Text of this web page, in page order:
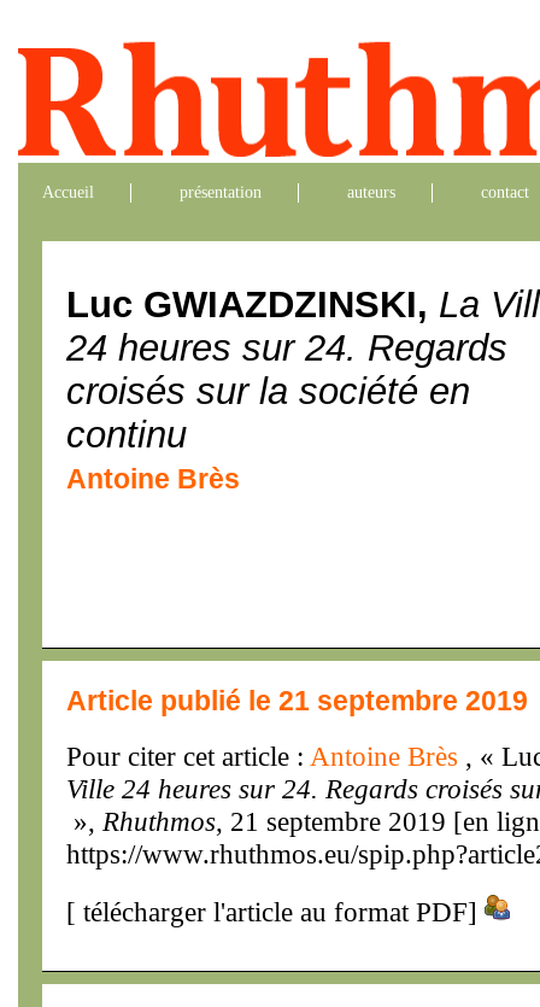
Accueil présentation auteurs contact
Luc GWIAZDZINSKI, La
24 heures sur 24. Regards
croisés sur la société en
continu
Antoine Brès
Article publié le 21 septembre 2019
Pour citer cet article : Antoine Brès , «
Ville 24 heures sur 24. Regards croisés
», Rhuthmos, 21 septembre 2019 [en
https://www.rhuthmos.eu/
[ télécharger l'article au format PDF]